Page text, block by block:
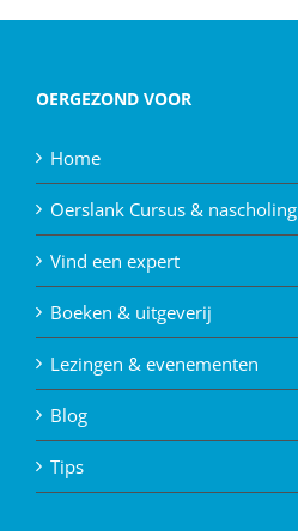
OERGEZOND VOOR
Home
Oerslank Cursus & nascholing
Vind een expert
Boeken & uitgeverij
Lezingen & evenementen
Blog
Tips